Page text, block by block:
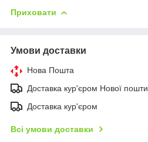
Приховати
Умови доставки
Нова Пошта
Доставка кур'єром Нової пошти
Доставка кур'єром
Всі умови доставки